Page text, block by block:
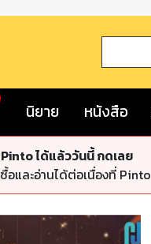
นิยาย หนังสือ
ได้แล้ววันนี้ กดเลย
และอ่านได้ต่อเนื่องที่ Pinto